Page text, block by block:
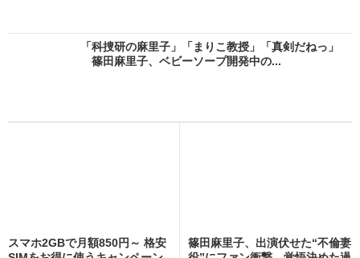
「科捜研の麻里子」「まりこ教授」「真剣だねっ」
篠田麻里子、ベビーソープ開発中の...
スマホ2GBで月額850円～ 格安
篠田麻里子、出演伏せた“不倫妻